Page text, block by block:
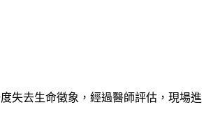
失去生命徵象，經過醫師評估，現場進